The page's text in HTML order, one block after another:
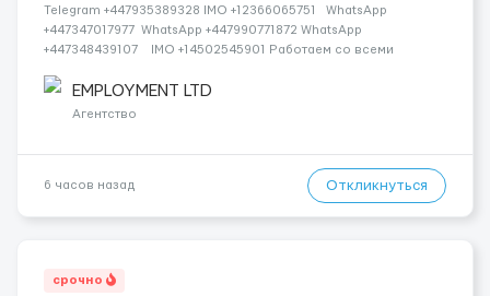
Telegram +447935389328 IMO +12366065751 WhatsApp
+447347017977 WhatsApp +447990771872 WhatsApp
+447348439107 IMO +14502545901 Работаем со всеми
СДЕЛАЙ СКРИНШОТ! Telegram:@Vitali_Novikovs Telegram
@Vitali...
EMPLOYMENT LTD
Агентство
6 часов назад Откликнуться
срочно